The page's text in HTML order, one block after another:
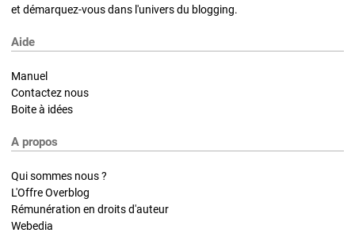
et démarquez-vous dans l'univers du blogging.
Aide
Manuel
Contactez nous
Boite à idées
A propos
Qui sommes nous ?
L'Offre Overblog
Rémunération en droits d'auteur
Webedia